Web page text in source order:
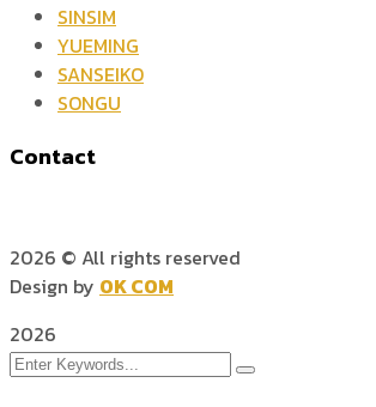
SINSIM
YUEMING
SANSEIKO
SONGU
Contact
2026 © All rights reserved
Design by OK COM
2026